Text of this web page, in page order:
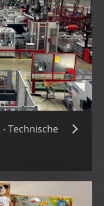
Technische